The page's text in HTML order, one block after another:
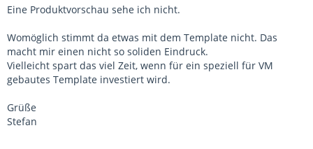
Eine Produktvorschau sehe ich nicht.
Womöglich stimmt da etwas mit dem Template nicht. Das
macht mir einen nicht so soliden Eindruck.
Vielleicht spart das viel Zeit, wenn für ein speziell für VM
gebautes Template investiert wird.
Grüße
Stefan